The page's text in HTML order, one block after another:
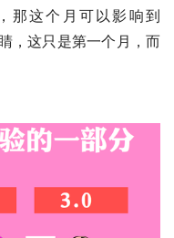
那这个月可以影响到
，这只是第一个月，而